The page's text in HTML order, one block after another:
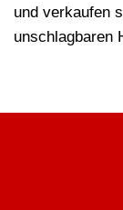
und verkaufen
unschlagbaren